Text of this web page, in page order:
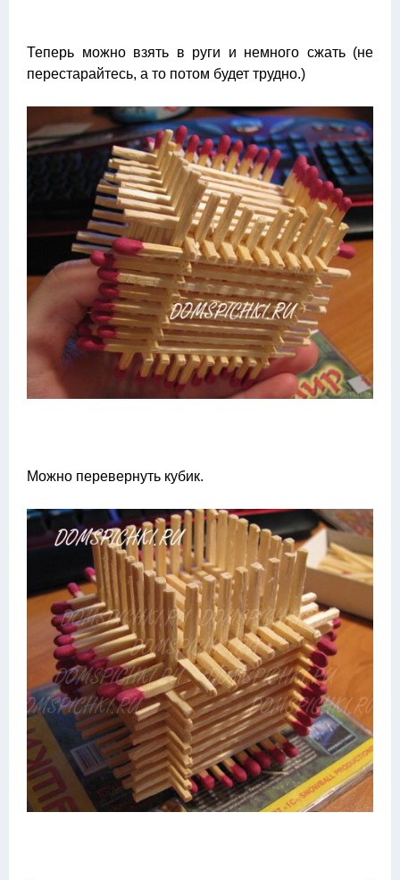
Теперь можно взять в руги и немного сжать (не
перестарайтесь, а то потом будет трудно.)
Можно перевернуть кубик.